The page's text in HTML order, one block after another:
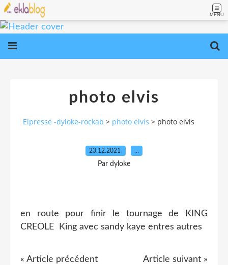
MENU
photo elvis
Elpresse -dyloke-rockab > photo elvis > photo elvis
23.12.2021 …
Par dyloke
en route pour finir le tournage de KING
CREOLE King avec sandy kaye entres autres
« Article précédent Article suivant »